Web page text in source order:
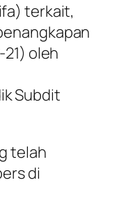
terkait,
oleh
Subdit
telah
di